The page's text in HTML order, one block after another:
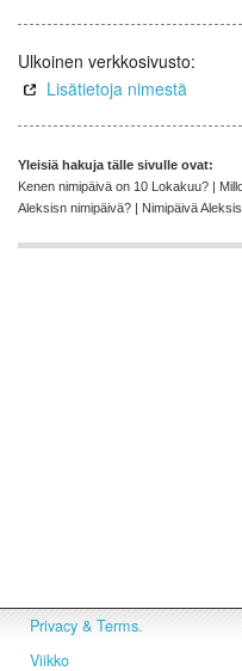
Ulkoinen verkkosivusto:
Lisätietoja nimestä
Yleisiä hakuja tälle sivulle ovat:
Kenen nimipäivä on 10 Lokakuu? |
Aleksisn nimipäivä? | Nimipäivä
Privacy & Terms.
Viikko